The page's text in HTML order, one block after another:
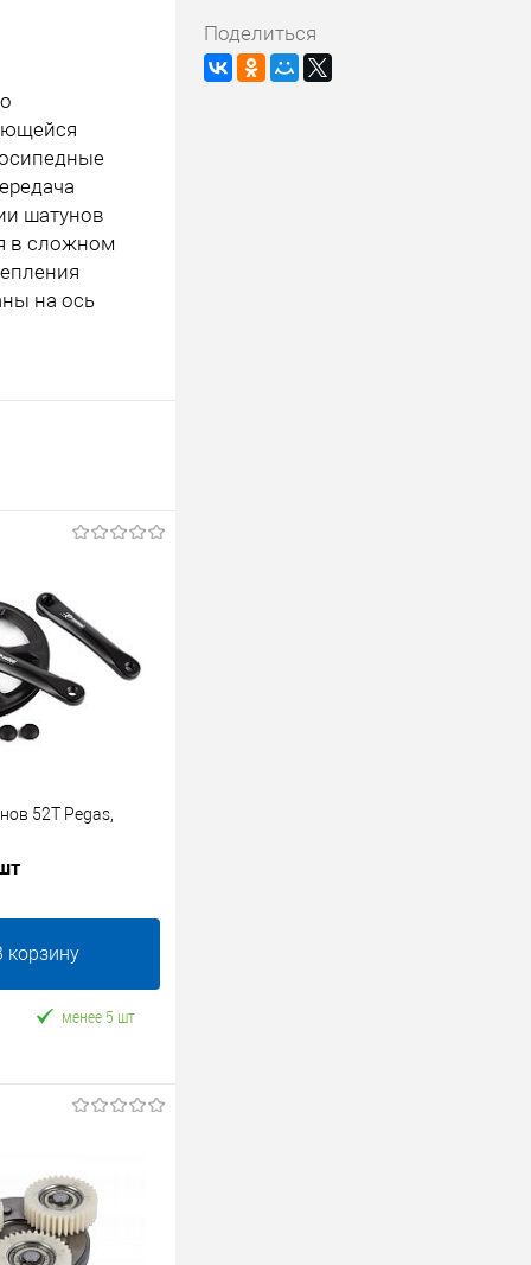
шатунов
в сложном
на ось
52Т Pegas,
корзину
менее 5 шт
Поделиться